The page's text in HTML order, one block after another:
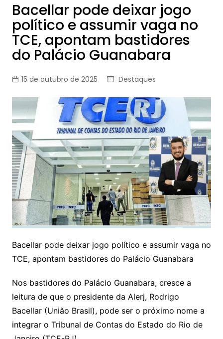
Bacellar pode deixar jogo
político e assumir vaga no
TCE, apontam bastidores
do Palácio Guanabara
15 de outubro de 2025 Destaques
Bacellar pode deixar jogo político e assumir vaga no
TCE, apontam bastidores do Palácio Guanabara
Nos bastidores do Palácio Guanabara, cresce a
leitura de que o presidente da Alerj, Rodrigo
Bacellar (União Brasil), pode ser o próximo nome a
integrar o Tribunal de Contas do Estado do Rio de